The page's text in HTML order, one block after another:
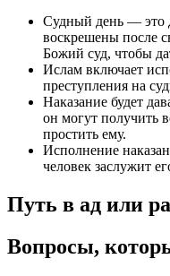
Судный день — это
воскрешены после
Божий суд, чтобы
Ислам включает
преступления на
Наказание будет
он могут получить
простить ему.
Исполнение
человек заслужит
Путь в ад или
Вопросы,